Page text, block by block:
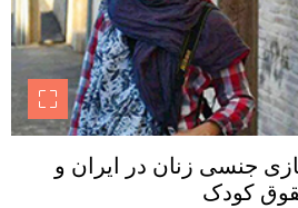
جنسی زنان در ایران و
کودک